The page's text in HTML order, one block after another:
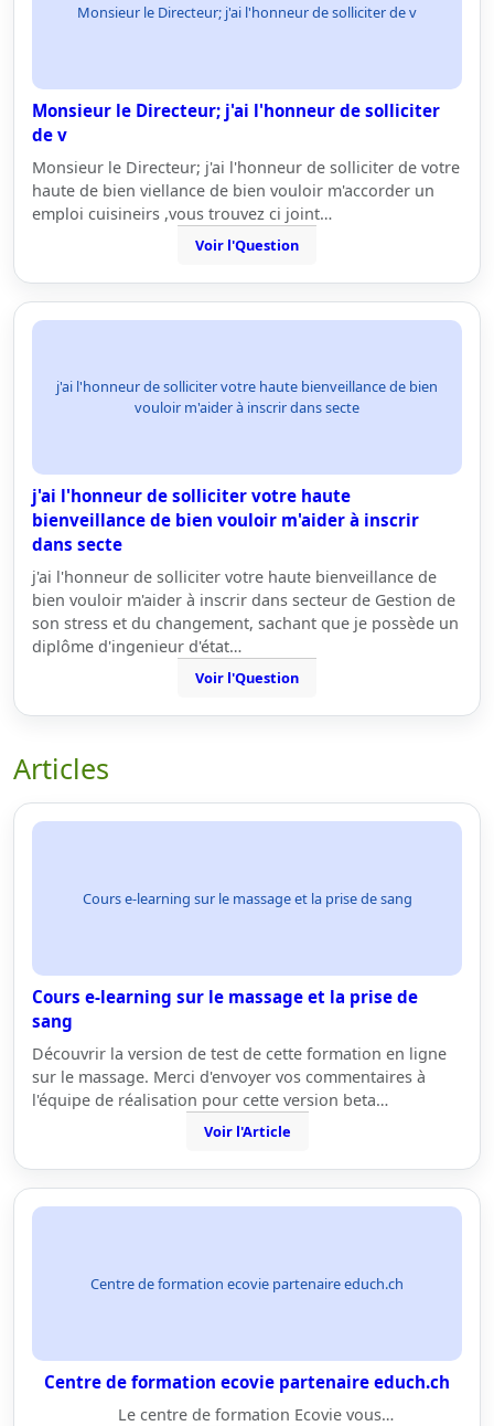
Monsieur le Directeur; j'ai l'honneur de solliciter de v
Monsieur le Directeur; j'ai l'honneur de solliciter
de v
Monsieur le Directeur; j'ai l'honneur de solliciter de votre
haute de bien viellance de bien vouloir m'accorder un
emploi cuisineirs ,vous trouvez ci joint…
Voir l'Question
j'ai l'honneur de solliciter votre haute bienveillance de bien
vouloir m'aider à inscrir dans secte
j'ai l'honneur de solliciter votre haute
bienveillance de bien vouloir m'aider à inscrir
dans secte
j'ai l'honneur de solliciter votre haute bienveillance de
bien vouloir m'aider à inscrir dans secteur de Gestion de
son stress et du changement, sachant que je possède un
diplôme d'ingenieur d'état…
Voir l'Question
Articles
Cours e-learning sur le massage et la prise de sang
Cours e-learning sur le massage et la prise de
sang
Découvrir la version de test de cette formation en ligne
sur le massage. Merci d'envoyer vos commentaires à
l'équipe de réalisation pour cette version beta…
Voir l'Article
Centre de formation ecovie partenaire educh.ch
Centre de formation ecovie partenaire educh.ch
Le centre de formation Ecovie vous…